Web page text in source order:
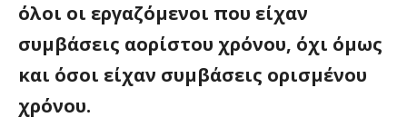
όλοι οι εργαζόμενοι που είχαν
συμβάσεις αορίστου χρόνου, όχι όμως
και όσοι είχαν συμβάσεις ορισμένου
χρόνου.